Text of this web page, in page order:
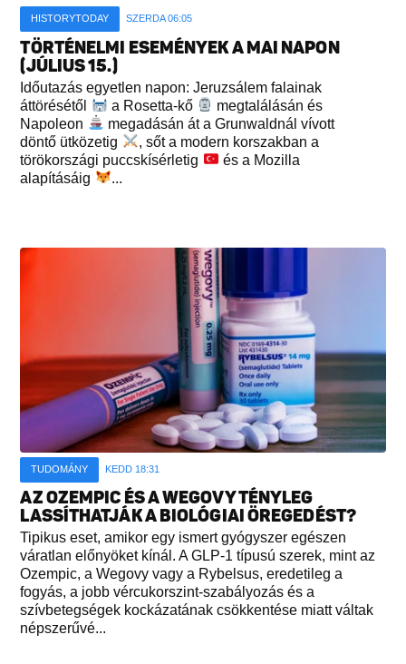
HISTORYTODAY SZERDA 06:05
TÖRTÉNELMI ESEMÉNYEK A MAI NAPON
(JÚLIUS 15.)
Időutazás egyetlen napon: Jeruzsálem falainak
áttörésétől
a Rosetta-kő
megtalálásán és
Napoleon
megadásán át a Grunwaldnál vívott
döntő ütközetig
, sőt a modern korszakban a
törökországi puccskísérletig
és a Mozilla
alapításáig
...
TUDOMÁNY KEDD 18:31
AZ OZEMPIC ÉS A WEGOVY TÉNYLEG
LASSÍTHATJÁK A BIOLÓGIAI ÖREGEDÉST?
Tipikus eset, amikor egy ismert gyógyszer egészen
váratlan előnyöket kínál. A GLP-1 típusú szerek, mint az
Ozempic, a Wegovy vagy a Rybelsus, eredetileg a
fogyás, a jobb vércukorszint-szabályozás és a
szívbetegségek kockázatának csökkentése miatt váltak
népszerűvé...